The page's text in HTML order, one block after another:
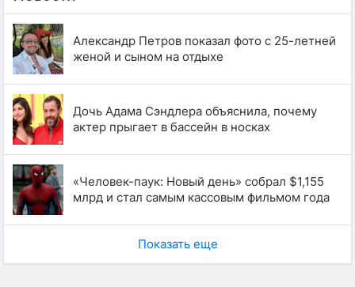
Александр Петров показал фото с 25-летней
женой и сыном на отдыхе
Дочь Адама Сэндлера объяснила, почему
актер прыгает в бассейн в носках
«Человек-паук: Новый день» собрал $1,155
млрд и стал самым кассовым фильмом года
Показать еще